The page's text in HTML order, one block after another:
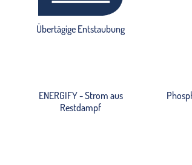
Übertägige Entstaubung
ENERGIFY - Strom aus
Restdampf